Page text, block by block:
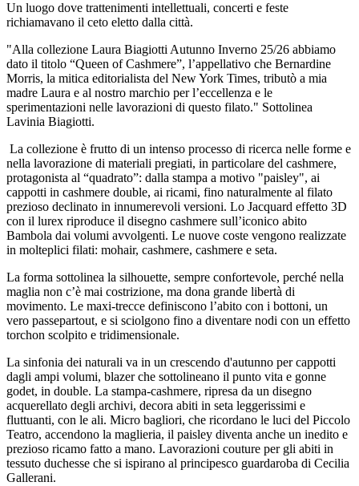
Un luogo dove trattenimenti intellettuali, concerti e feste
richiamavano il ceto eletto dalla città.
"Alla collezione Laura Biagiotti Autunno Inverno 25/26 abbiamo
dato il titolo “Queen of Cashmere”, l’appellativo che Bernardine
Morris, la mitica editorialista del New York Times, tributò a mia
madre Laura e al nostro marchio per l’eccellenza e le
sperimentazioni nelle lavorazioni di questo filato." Sottolinea
Lavinia Biagiotti.
La collezione è frutto di un intenso processo di ricerca nelle forme e
nella lavorazione di materiali pregiati, in particolare del cashmere,
protagonista al “quadrato”: dalla stampa a motivo "paisley", ai
cappotti in cashmere double, ai ricami, fino naturalmente al filato
prezioso declinato in innumerevoli versioni. Lo Jacquard effetto 3D
con il lurex riproduce il disegno cashmere sull’iconico abito
Bambola dai volumi avvolgenti. Le nuove coste vengono realizzate
in molteplici filati: mohair, cashmere, cashmere e seta.
La forma sottolinea la silhouette, sempre confortevole, perché nella
maglia non c’è mai costrizione, ma dona grande libertà di
movimento. Le maxi-trecce definiscono l’abito con i bottoni, un
vero passepartout, e si sciolgono fino a diventare nodi con un effetto
torchon scolpito e tridimensionale.
La sinfonia dei naturali va in un crescendo d'autunno per cappotti
dagli ampi volumi, blazer che sottolineano il punto vita e gonne
godet, in double. La stampa-cashmere, ripresa da un disegno
acquerellato degli archivi, decora abiti in seta leggerissimi e
fluttuanti, con le ali. Micro bagliori, che ricordano le luci del Piccolo
Teatro, accendono la maglieria, il paisley diventa anche un inedito e
prezioso ricamo fatto a mano. Lavorazioni couture per gli abiti in
tessuto duchesse che si ispirano al principesco guardaroba di Cecilia
Gallerani.